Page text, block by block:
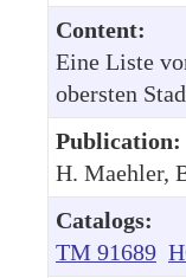
Content:
Eine Liste
obersten
Publication:
H. Maehler,
Catalogs:
TM 91689